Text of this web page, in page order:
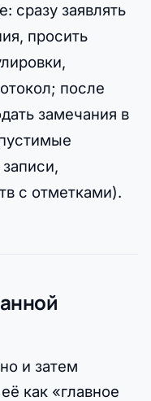
сразу заявлять
просить
после
замечания в
с отметками).
и затем
как «главное